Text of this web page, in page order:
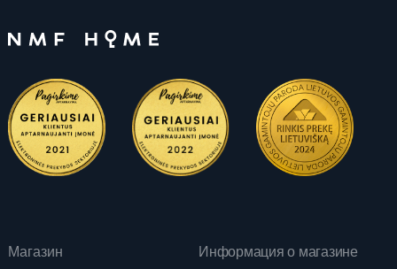
Магазин
Информация о магазине